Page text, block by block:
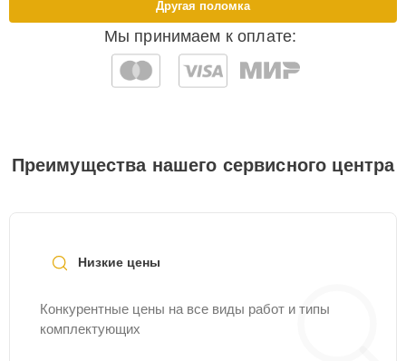
Мы принимаем к оплате:
Другая поломка
Преимущества нашего сервисного центра
Низкие цены
Конкурентные цены на все виды работ и типы
комплектующих